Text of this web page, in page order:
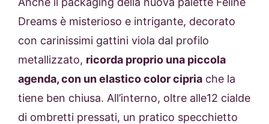
Dreams è misterioso e intrigante, decorato
con carinissimi gattini viola dal profilo
metallizzato, ricorda proprio una piccola
agenda, con un elastico color cipria che la
tiene ben chiusa. All’interno, oltre alle12 cialde
di ombretti pressati, un pratico specchietto